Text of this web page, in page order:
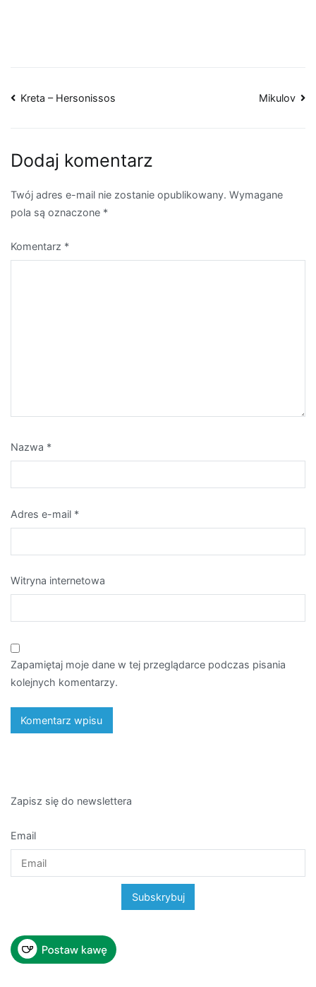
Nawigacja
Kreta – Hersonissos Mikulov
Dodaj komentarz
Twój adres e-mail nie zostanie opublikowany. Wymagane
pola są oznaczone *
Komentarz *
Nazwa *
Adres e-mail *
Witryna internetowa
Zapamiętaj moje dane w tej przeglądarce podczas pisania
kolejnych komentarzy.
Zapisz się do newslettera
Email